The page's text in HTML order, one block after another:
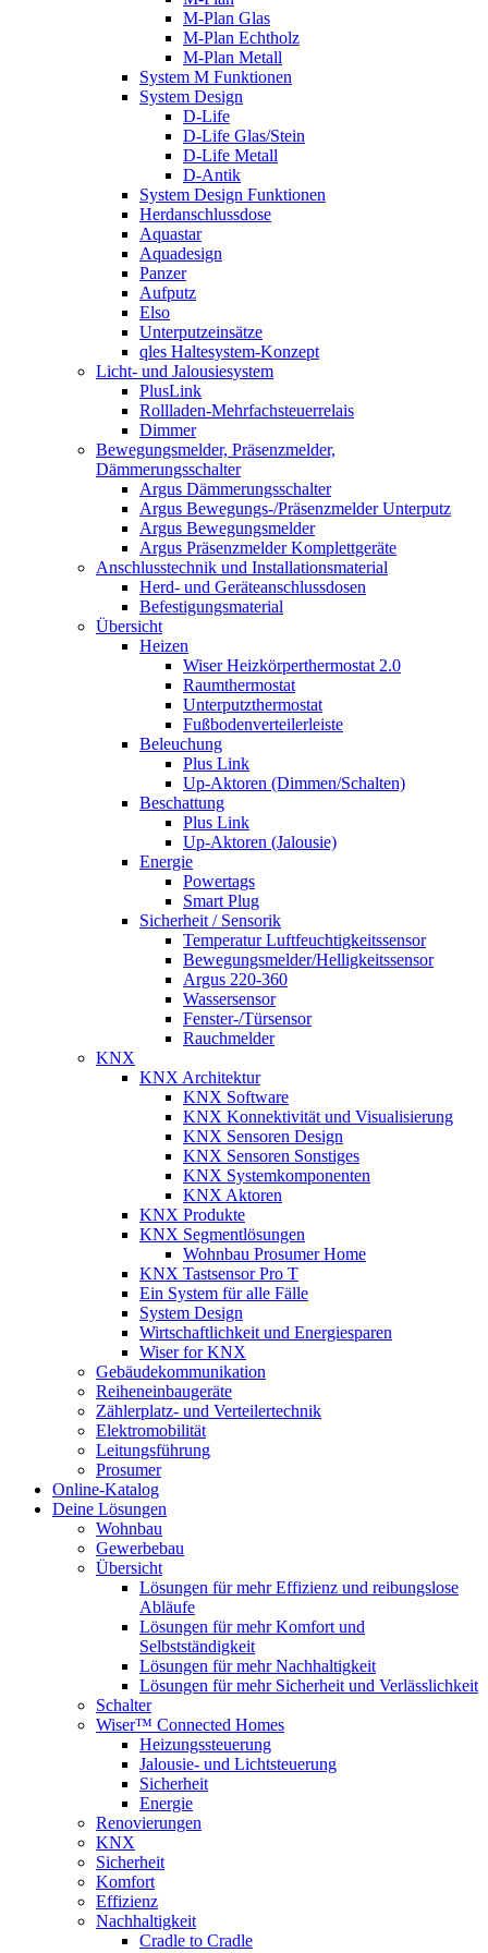
M-Plan Glas
M-Plan Echtholz
M-Plan Metall
System M Funktionen
System Design
D-Life
D-Life Glas/Stein
D-Life Metall
D-Antik
System Design Funktionen
Herdanschlussdose
Aquastar
Aquadesign
Panzer
Aufputz
Elso
Unterputzeinsätze
qles Haltesystem-Konzept
Licht- und Jalousiesystem
PlusLink
Rollladen-Mehrfachsteuerrelais
Dimmer
Bewegungsmelder, Präsenzmelder,
Dämmerungsschalter
Argus Dämmerungsschalter
Argus Bewegungs-/Präsenzmelder Unterputz
Argus Bewegungsmelder
Argus Präsenzmelder Komplettgeräte
Anschlusstechnik und Installationsmaterial
Herd- und Geräteanschlussdosen
Befestigungsmaterial
Übersicht
Heizen
Wiser Heizkörperthermostat 2.0
Raumthermostat
Unterputzthermostat
Fußbodenverteilerleiste
Beleuchung
Plus Link
Up-Aktoren (Dimmen/Schalten)
Beschattung
Plus Link
Up-Aktoren (Jalousie)
Energie
Powertags
Smart Plug
Sicherheit / Sensorik
Temperatur Luftfeuchtigkeitssensor
Bewegungsmelder/Helligkeitssensor
Argus 220-360
Wassersensor
Fenster-/Türsensor
Rauchmelder
KNX
KNX Architektur
KNX Software
KNX Konnektivität und Visualisierung
KNX Sensoren Design
KNX Sensoren Sonstiges
KNX Systemkomponenten
KNX Aktoren
KNX Produkte
KNX Segmentlösungen
Wohnbau Prosumer Home
KNX Tastsensor Pro T
Ein System für alle Fälle
System Design
Wirtschaftlichkeit und Energiesparen
Wiser for KNX
Gebäudekommunikation
Reiheneinbaugeräte
Zählerplatz- und Verteilertechnik
Elektromobilität
Leitungsführung
Prosumer
Online-Katalog
Deine Lösungen
Wohnbau
Gewerbebau
Übersicht
Lösungen für mehr Effizienz und reibungslose
Abläufe
Lösungen für mehr Komfort und
Selbstständigkeit
Lösungen für mehr Nachhaltigkeit
Lösungen für mehr Sicherheit und Verlässlichkeit
Schalter
Wiser™ Connected Homes
Heizungssteuerung
Jalousie- und Lichtsteuerung
Sicherheit
Energie
Renovierungen
KNX
Sicherheit
Komfort
Effizienz
Nachhaltigkeit
Cradle to Cradle